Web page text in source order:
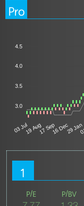
Pro
03 Jul19 Aug17 Sep16 Dec29 Jan
3.0
3.5
4.0
4.5
1
P/E P/BV